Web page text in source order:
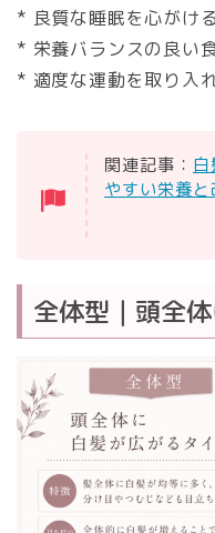
* 良質な睡眠を心がけ
* 栄養バランスの良い
* 適度な運動を取り入
関連記事：
やすい栄養
全体型｜頭全